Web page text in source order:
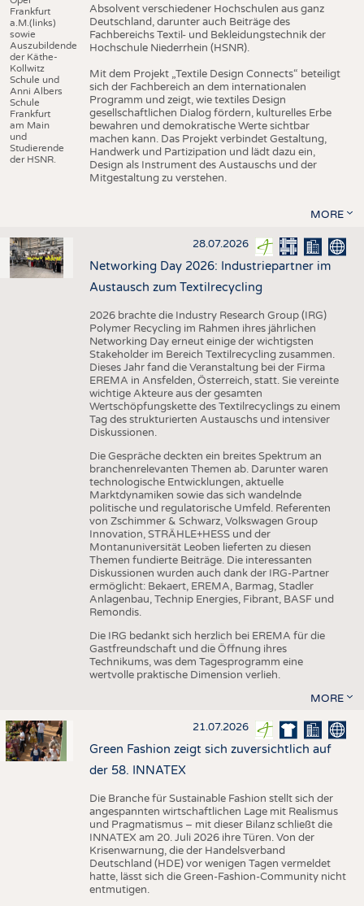
Frankfurt
a.M.(links)
sowie
Auszubildende
der Käthe-
Kollwitz
Schule und
Anni Albers
Schule
Frankfurt
am Main
und
Studierende
der HSNR.
Absolvent verschiedener Hochschulen aus ganz
Deutschland, darunter auch Beiträge des
Fachbereichs Textil- und Bekleidungstechnik der
Hochschule Niederrhein (HSNR).
Mit dem Projekt „Textile Design Connects“ beteiligt
sich der Fachbereich an dem internationalen
Programm und zeigt, wie textiles Design
gesellschaftlichen Dialog fördern, kulturelles Erbe
bewahren und demokratische Werte sichtbar
machen kann. Das Projekt verbindet Gestaltung,
Handwerk und Partizipation und lädt dazu ein,
Design als Instrument des Austauschs und der
Mitgestaltung zu verstehen.
MORE
28.07.2026
Networking Day 2026: Industriepartner im
Austausch zum Textilrecycling
2026 brachte die Industry Research Group (IRG)
Polymer Recycling im Rahmen ihres jährlichen
Networking Day erneut einige der wichtigsten
Stakeholder im Bereich Textilrecycling zusammen.
Dieses Jahr fand die Veranstaltung bei der Firma
EREMA in Ansfelden, Österreich, statt. Sie vereinte
wichtige Akteure aus der gesamten
Wertschöpfungskette des Textilrecyclings zu einem
Tag des strukturierten Austauschs und intensiver
Diskussionen.
Die Gespräche deckten ein breites Spektrum an
branchenrelevanten Themen ab. Darunter waren
technologische Entwicklungen, aktuelle
Marktdynamiken sowie das sich wandelnde
politische und regulatorische Umfeld. Referenten
von Zschimmer & Schwarz, Volkswagen Group
Innovation, STRÄHLE+HESS und der
Montanuniversität Leoben lieferten zu diesen
Themen fundierte Beiträge. Die interessanten
Diskussionen wurden auch dank der IRG-Partner
ermöglicht: Bekaert, EREMA, Barmag, Stadler
Anlagenbau, Technip Energies, Fibrant, BASF und
Remondis.
Die IRG bedankt sich herzlich bei EREMA für die
Gastfreundschaft und die Öffnung ihres
Technikums, was dem Tagesprogramm eine
wertvolle praktische Dimension verlieh.
MORE
21.07.2026
Green Fashion zeigt sich zuversichtlich auf
der 58. INNATEX
Die Branche für Sustainable Fashion stellt sich der
angespannten wirtschaftlichen Lage mit Realismus
und Pragmatismus – mit dieser Bilanz schließt die
INNATEX am 20. Juli 2026 ihre Türen. Von der
Krisenwarnung, die der Handelsverband
Deutschland (HDE) vor wenigen Tagen vermeldet
hatte, lässt sich die Green-Fashion-Community nicht
entmutigen.